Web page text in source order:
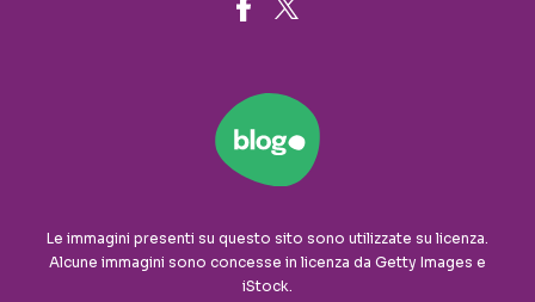
Le immagini presenti su questo sito sono utilizzate su licenza.
Alcune immagini sono concesse in licenza da Getty Images e
iStock.